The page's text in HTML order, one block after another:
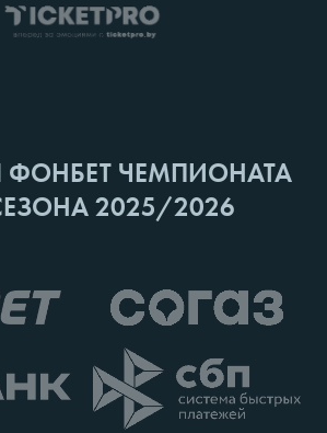
ФОНБЕТ ЧЕМПИОНАТА
2025/2026